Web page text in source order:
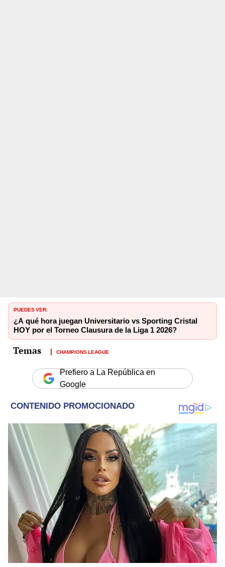
PUEDES VER:
¿A qué hora juegan Universitario vs Sporting Cristal
HOY por el Torneo Clausura de la Liga 1 2026?
CHAMPIONS LEAGUE
Prefiero a La República en
Google